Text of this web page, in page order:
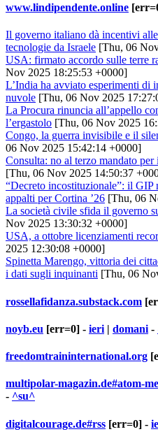
www.lindipendente.online
Il governo italiano dà incentivi
tecnologie da Israele [Thu, 06
USA: firmato accordo sulle terre
Nov 2025 18:25:53 +0000]
L’India ha avviato esperimenti di
nuvole [Thu, 06 Nov 2025
La Procura rinuncia all’appello
l’ergastolo [Thu, 06 Nov 2025
Congo, la guerra invisibile e il
06 Nov 2025 15:42:14 +0000]
Consulta: no al terzo mandato
[Thu, 06 Nov 2025 14:50:37
“Decreto incostituzionale”: il GIP
appalti per Cortina ’26 [Thu, 06
La società civile sfida il governo
Nov 2025 13:30:32 +0000]
USA, a ottobre licenziamenti
2025 12:30:08 +0000]
Spinetta Marengo, vittoria dei
i dati sugli inquinanti [Thu, 06
rossellafidanza.substack.com
noyb.eu [err=0] - ieri | domani -
freedomtraininternational.org
multipolar-magazin.de#atom-
- ^su^
digitalcourage.de#rss [err=0] -